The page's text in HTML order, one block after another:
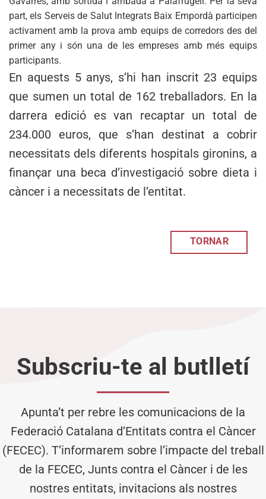
part, els Serveis de Salut Integrats Baix Empordà participen
activament amb la prova amb equips de corredors des del
primer any i són una de les empreses amb més equips
participants.
En aquests 5 anys, s’hi han inscrit 23 equips
que sumen un total de 162 treballadors. En la
darrera edició es van recaptar un total de
234.000 euros, que s’han destinat a cobrir
necessitats dels diferents hospitals gironins, a
finançar una beca d’investigació sobre dieta i
càncer i a necessitats de l’entitat.
TORNAR
Subscriu-te al butlletí
Apunta’t per rebre les comunicacions de la
Federació Catalana d’Entitats contra el Càncer
(FECEC). T’informarem sobre l’impacte del treball
de la FECEC, Junts contra el Càncer i de les
nostres entitats, invitacions als nostres